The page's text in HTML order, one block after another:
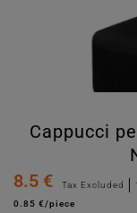
Cappucci
8.5 €
Tax Excluded
0.85 €/piece